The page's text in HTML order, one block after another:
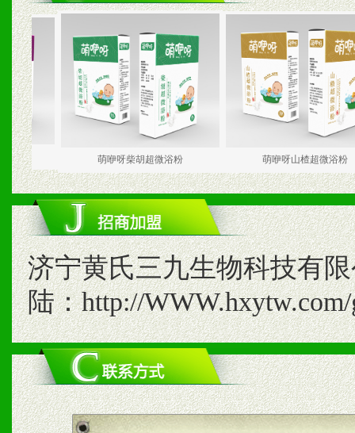
萌咿呀柴胡超微浴粉 萌咿呀山楂超微浴粉
济宁黄氏三九生物科技有
陆：http://